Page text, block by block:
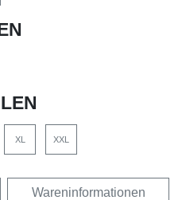
XL XXL
Wareninformationen